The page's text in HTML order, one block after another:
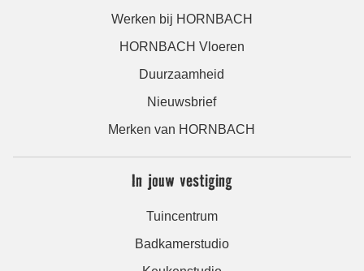
Werken bij HORNBACH
HORNBACH Vloeren
Duurzaamheid
Nieuwsbrief
Merken van HORNBACH
In jouw vestiging
Tuincentrum
Badkamerstudio